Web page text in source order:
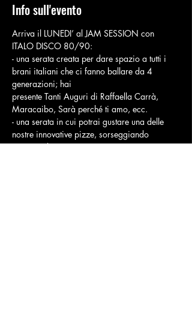
Info sull'evento
Arriva il LUNEDI’ al JAM SESSION con
ITALO DISCO 80/90:
- una serata creata per dare spazio a tutti i
brani italiani che ci fanno ballare da 4
generazioni; hai
presente Tanti Auguri di Raffaella Carrà,
Maracaibo, Sarà perché ti amo, ecc.
- una serata in cui potrai gustare una delle
nostre innovative pizze, sorseggiando
un’ottima birra e